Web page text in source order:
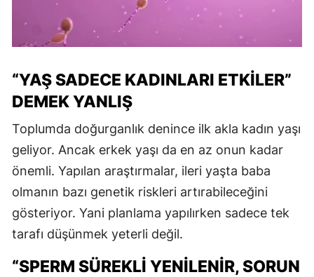
“YAŞ SADECE KADINLARI ETKİLER”
DEMEK YANLIŞ
Toplumda doğurganlık denince ilk akla kadın yaşı
geliyor. Ancak erkek yaşı da en az onun kadar
önemli. Yapılan araştırmalar, ileri yaşta baba
olmanın bazı genetik riskleri artırabileceğini
gösteriyor. Yani planlama yapılırken sadece tek
tarafı düşünmek yeterli değil.
“SPERM SÜREKLİ YENİLENİR, SORUN